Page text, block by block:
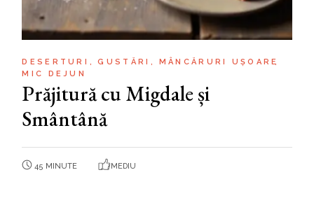
DESERTURI GUSTĂRI
MÂNCĂRURI UȘOARE
MIC DEJUN
Prăjitură cu Migdale și
Smântână
45 MINUTE MEDIU